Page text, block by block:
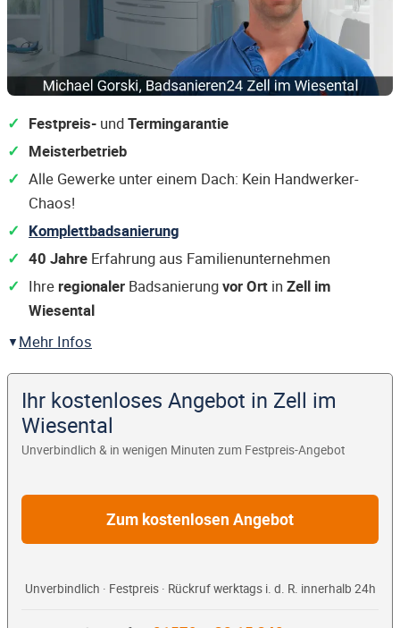
Festpreis- undTermingarantie
Meisterbetrieb
Alle Gewerke unter einem Dach: Kein Handwerker-
Chaos!
Komplettbadsanierung
40 Jahre Erfahrung aus Familienunternehmen
Ihre regionaler Badsanierungvor Ort in Zell im
Wiesental
Mehr Infos
Ihr kostenloses Angebot in Zell im
Wiesental
Unverbindlich & in wenigen Minuten zum Festpreis-Angebot
Zum kostenlosen Angebot
Unverbindlich · Festpreis · Rückruf werktags i. d. R. innerhalb 24h